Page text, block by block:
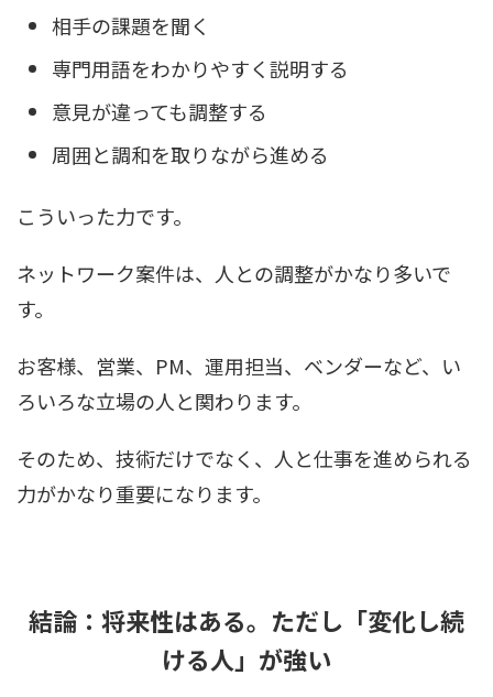
相手の課題を聞く
専門用語をわかりやすく説明する
意見が違っても調整する
周囲と調和を取りながら進める
こういった力です。
ネットワーク案件は、人との調整がかなり多いで
す。
お客様、営業、PM、運用担当、ベンダーなど、い
ろいろな立場の人と関わります。
そのため、技術だけでなく、人と仕事を進められる
力がかなり重要になります。
結論：将来性はある。ただし「変化し続
ける人」が強い